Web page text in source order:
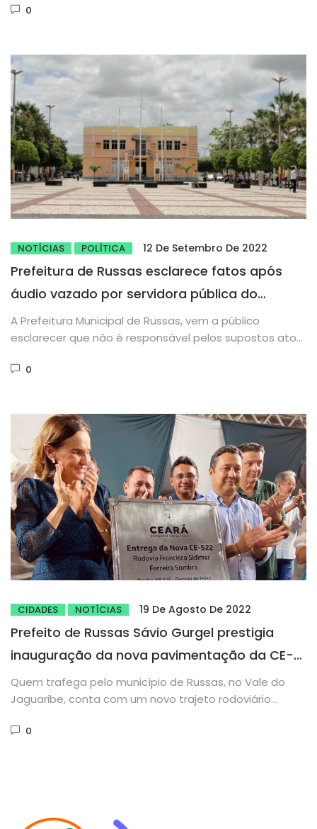
0
NOTÍCIAS POLÍTICA 12 De Setembro De 2022
Prefeitura de Russas esclarece fatos após
áudio vazado por servidora pública do
município
A Prefeitura Municipal de Russas, vem a público
esclarecer que não é responsável pelos supostos atos
0
CIDADES NOTÍCIAS 19 De Agosto De 2022
Prefeito de Russas Sávio Gurgel prestigia
inauguração da nova pavimentação da CE-
522 com a presença da governadora Izolda
Cela
Quem trafega pelo município de Russas, no Vale do
Jaguaribe, conta com um novo trajeto rodoviário
0